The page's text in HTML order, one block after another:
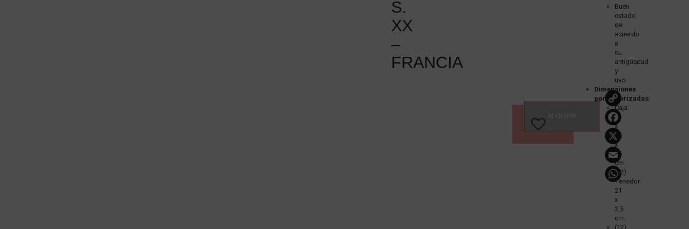
S.
XX
–
FRANCIA
VER
ESTUDIO
Buen
estado
de
acuerdo
a
su
antigüedad
y
uso
Dimensiones
pormenorizadas:
Caja:
6
x
45
x
36
cm.
(12)
Tenedor:
21
x
2,5
cm.
(12)
Copy
Link
X
Email